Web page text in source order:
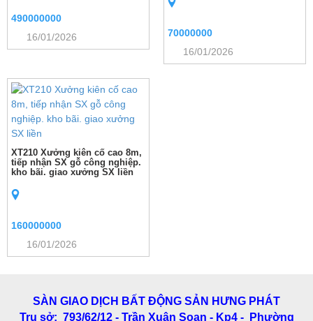
490000000
16/01/2026
70000000
16/01/2026
XT210 Xưởng kiên cố cao 8m,
tiếp nhận SX gỗ công nghiệp.
kho bãi. giao xưởng SX liền
160000000
16/01/2026
SÀN GIAO DỊCH BẤT ĐỘNG SẢN HƯNG PHÁT
Trụ sở: 793/62/12 - Trần Xuân Soạn - Kp4 - Phường